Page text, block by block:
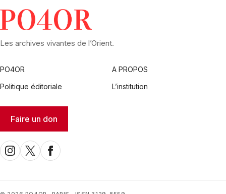
Les archives vivantes de l’Orient.
PO4OR
A PROPOS
Politique éditoriale
L’institution
Faire un don